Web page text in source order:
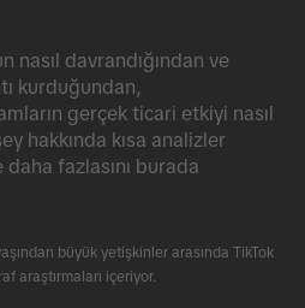
nasıl davrandığından ve
kurduğundan,
gerçek ticari etkiyi nasıl
hakkında kısa analizler
daha fazlasını burada
büyük yetişkinler arasında TikTok
araştırmaları içeriyor.